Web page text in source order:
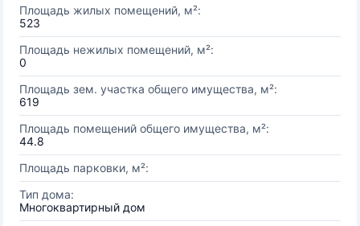
Площадь жилых помещений, м²:
523
Площадь нежилых помещений, м²:
0
Площадь зем. участка общего имущества, м²:
619
Площадь помещений общего имущества, м²:
44.8
Площадь парковки, м²:
Тип дома:
Многоквартирный дом